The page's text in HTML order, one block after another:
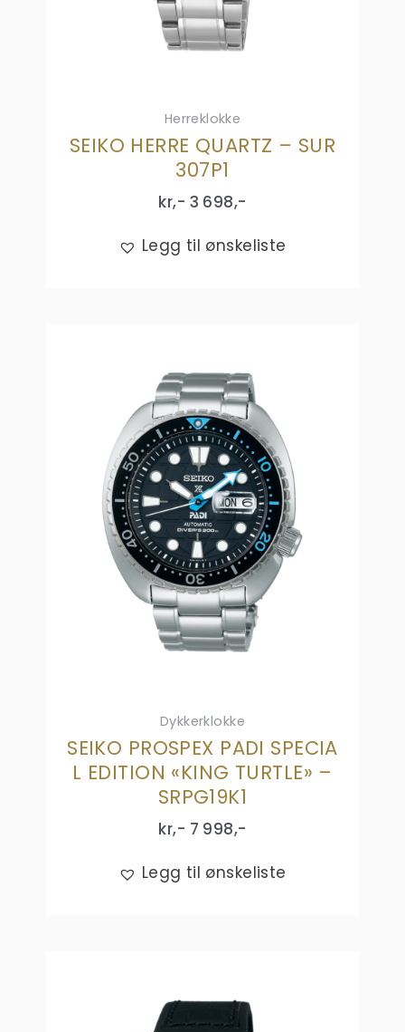
Herreklokke
SEIKO HERRE QUARTZ – SUR
307P1
kr,- 3 698,-
Legg til ønskeliste
Dykkerklokke
SEIKO PROSPEX PADI SPECIA
L EDITION «KING TURTLE» –
SRPG19K1
kr,- 7 998,-
Legg til ønskeliste